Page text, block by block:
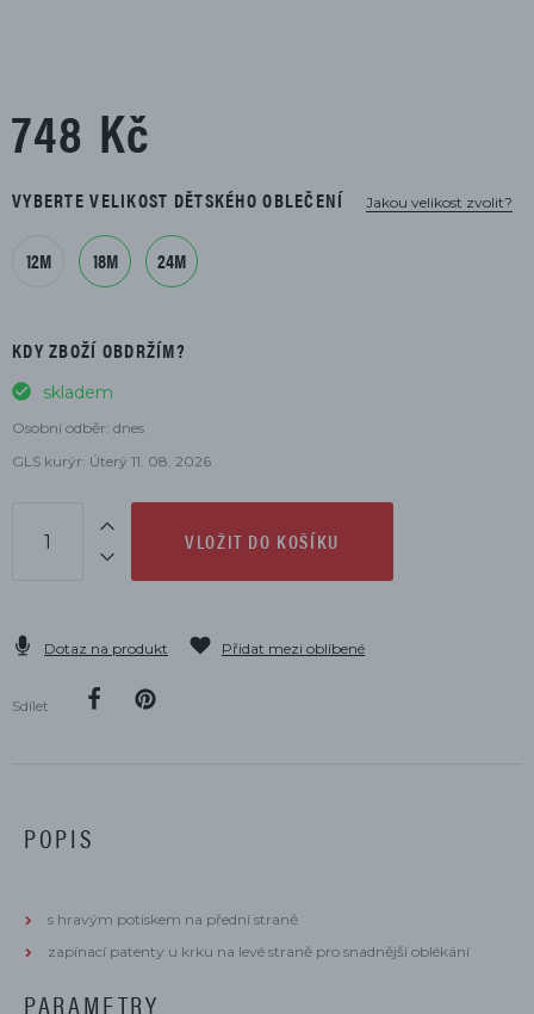
748 Kč
VYBERTE VELIKOST DĚTSKÉHO OBLEČENÍ Jakou velikost zvolit?
12M 18M 24M
KDY ZBOŽÍ OBDRŽÍM?
skladem
Osobní odběr: dnes
GLS kurýr: Úterý 11. 08. 2026
VLOŽIT DO KOŠÍKU
Dotaz na produkt Přidat mezi oblíbené
Sdílet
POPIS
s hravým potiskem na přední straně
zapínací patenty u krku na levé straně pro snadnější oblékání
PARAMETRY